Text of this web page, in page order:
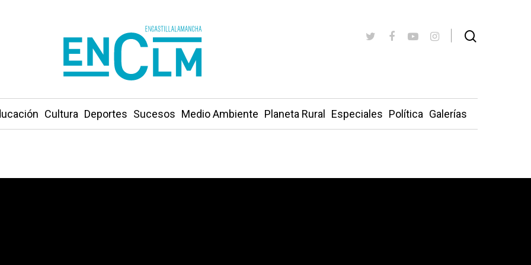
Cultura Deportes Sucesos Medio Ambiente Planeta Rural Especiales Política Galerías